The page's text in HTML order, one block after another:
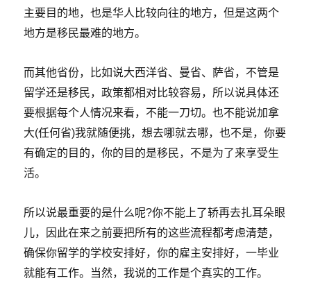
主要目的地，也是华人比较向往的地方，但是这两个
地方是移民最难的地方。
而其他省份，比如说大西洋省、曼省、萨省，不管是
留学还是移民，政策都相对比较容易，所以说具体还
要根据每个人情况来看，不能一刀切。也不能说加拿
大(任何省)我就随便挑，想去哪就去哪，也不是，你要
有确定的目的，你的目的是移民，不是为了来享受生
活。
所以说最重要的是什么呢?你不能上了轿再去扎耳朵眼
儿，因此在来之前要把所有的这些流程都考虑清楚，
确保你留学的学校安排好，你的雇主安排好，一毕业
就能有工作。当然，我说的工作是个真实的工作。